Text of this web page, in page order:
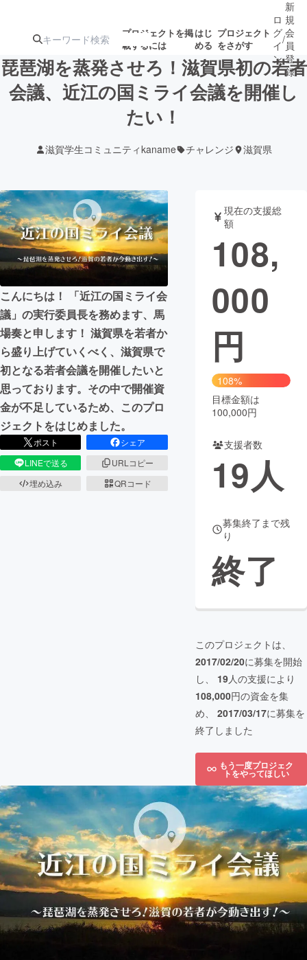
プロジェクトを掲
載するには
はじ
める
プロジェクト
をさがす
注目の新着プロ 募集終了が近いプ
テクノロジー・ガジェット
映像・映画 書籍・雑誌
ビジネス・起業 チャレンジ
まちづくり・地域活性化
CAMPFIRE for Social Good
CAMPFIRE Creation
CAMPFIREふるさと納税machi-ya コミュニティ
ロ
グ
イ
ン
/
新
規
会
員
登
録
琵琶湖を蒸発させろ！滋賀県初の若者
会議、近江の国ミライ会議を開催し
たい！
滋賀学生コミュニティkaname チャレンジ 滋賀県
こんにちは！ 「近江の国ミライ会
議」の実行委員長を務めます、馬
場奏と申します！ 滋賀県を若者か
ら盛り上げていくべく、滋賀県で
初となる若者会議を開催したいと
思っております。その中で開催資
金が不足しているため、このプロ
ジェクトをはじめました。
ポスト
シェア
LINEで送る
URLコピー
埋め込み
QRコード
現在の支援総
額
108,
000
円
108%
目標金額は
100,000円
支援者数
19人
募集終了まで残
り
終了
このプロジェクトは、
2017/02/20に募集を開始
し、 19人の支援により
108,000円の資金を集
め、 2017/03/17に募集を
終了しました
もう一度プロジェク
トをやってほしい